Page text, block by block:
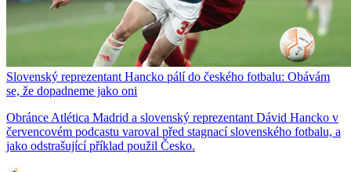
Slovenský reprezentant Hancko pálí do českého fotbalu: Obávám
se, že dopadneme jako oni
Obránce Atlética Madrid a slovenský reprezentant Dávid Hancko v
červencovém podcastu varoval před stagnací slovenského fotbalu, a
jako odstrašující příklad použil Česko.